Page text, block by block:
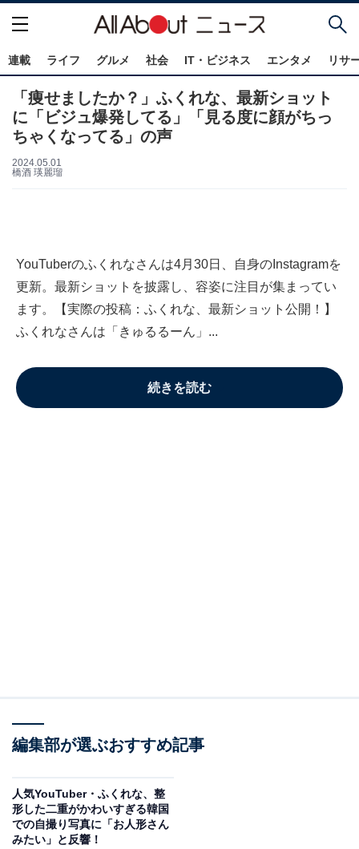
連載 ライフ グルメ 社会 IT・ビジネス エンタメ リサ
「痩せましたか？」ふくれな、最新ショット
に「ビジュ爆発してる」「見る度に顔がちっ
ちゃくなってる」の声
2024.05.01
橋酒 瑛麗瑠
YouTuberのふくれなさんは4月30日、自身のInstagramを
更新。最新ショットを披露し、容姿に注目が集まってい
ます。【実際の投稿：ふくれな、最新ショット公開！】
ふくれなさんは「きゅるるーん」...
続きを読む
編集部が選ぶおすすめ記事
人気YouTuber・ふくれな、整
形した二重がかわいすぎる韓国
での自撮り写真に「お人形さん
みたい」と反響！